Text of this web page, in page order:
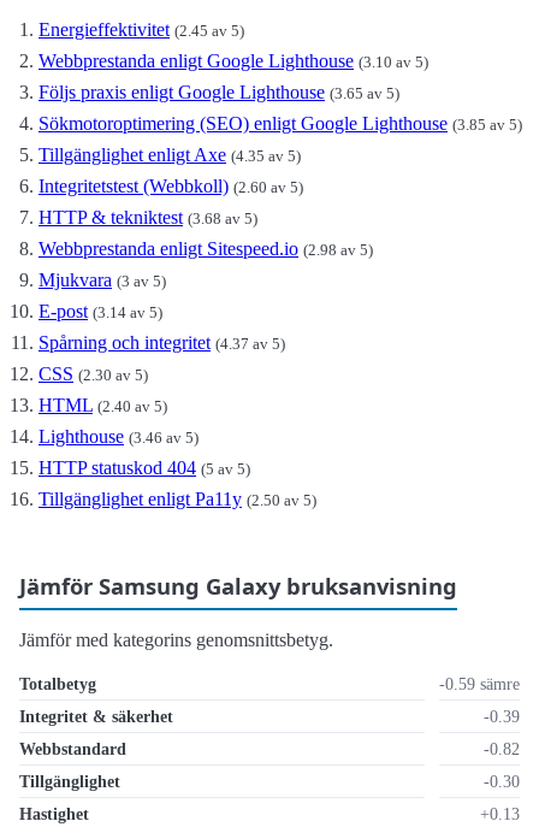
Energieffektivitet (2.45 av 5)
Webbprestanda enligt Google Lighthouse (3.10 av 5)
Följs praxis enligt Google Lighthouse (3.65 av 5)
Sökmotoroptimering (SEO) enligt Google Lighthouse (3.85 av 5)
Tillgänglighet enligt Axe (4.35 av 5)
Integritetstest (Webbkoll) (2.60 av 5)
HTTP & tekniktest (3.68 av 5)
Webbprestanda enligt Sitespeed.io (2.98 av 5)
Mjukvara (3 av 5)
E-post (3.14 av 5)
Spårning och integritet (4.37 av 5)
CSS (2.30 av 5)
HTML (2.40 av 5)
Lighthouse (3.46 av 5)
HTTP statuskod 404 (5 av 5)
Tillgänglighet enligt Pa11y (2.50 av 5)
Jämför Samsung Galaxy bruksanvisning
Jämför med kategorins genomsnittsbetyg.
Totalbetyg
-0.59 sämre
Integritet & säkerhet
-0.39
Webbstandard
-0.82
Tillgänglighet
-0.30
Hastighet
+0.13